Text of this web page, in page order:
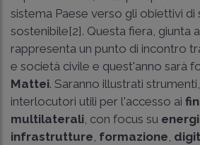
sistema Paese verso gli obiettivi di
sostenibile[2]. Questa fiera, giunta
rappresenta un punto di incontro
e società civile e quest'anno sarà
Mattei. Saranno illustrati
interlocutori utili per l'accesso ai
multilaterali , con focus su
infrastrutture formazione